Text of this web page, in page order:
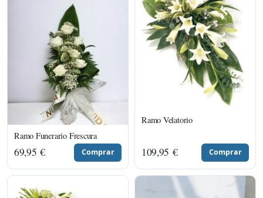
Ramo Funerario Frescura
69,95 € Comprar
Ramo Velatorio
109,95 € Comprar